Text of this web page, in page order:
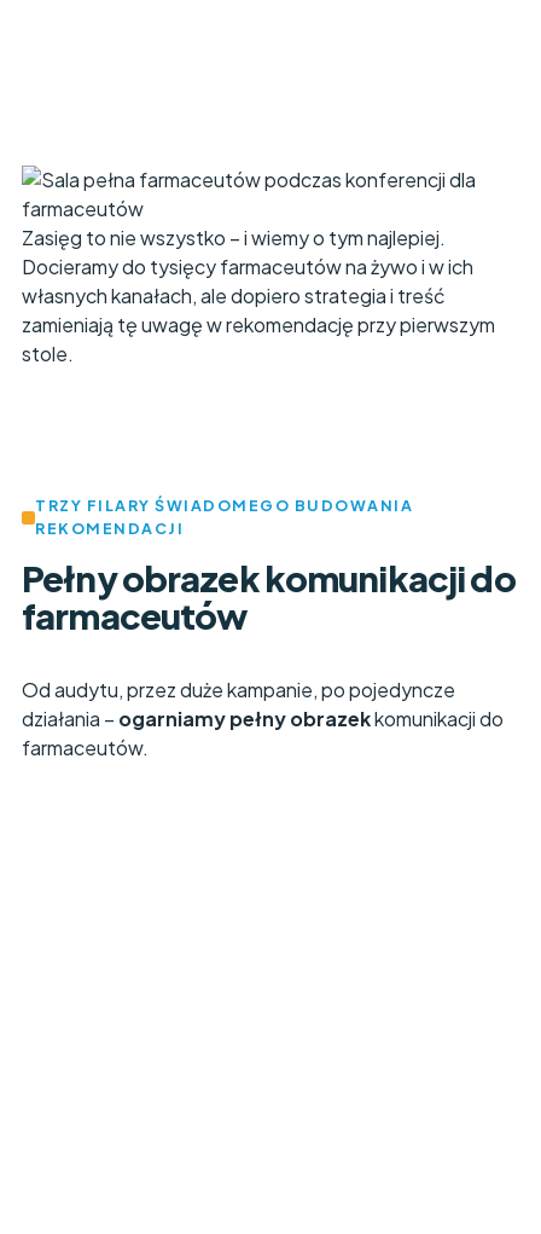
Zasięg to nie wszystko – i wiemy o tym najlepiej.
Docieramy do tysięcy farmaceutów na żywo i w ich
własnych kanałach, ale dopiero strategia i treść
zamieniają tę uwagę w rekomendację przy pierwszym
stole.
TRZY FILARY ŚWIADOMEGO BUDOWANIA
REKOMENDACJI
Pełny obrazek komunikacji do
farmaceutów
Od audytu, przez duże kampanie, po pojedyncze
działania – ogarniamy pełny obrazekkomunikacji do
farmaceutów.